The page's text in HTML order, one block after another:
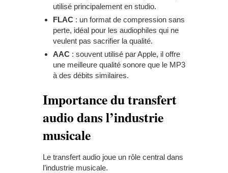
utilisé principalement en studio.
FLAC : un format de compression sans
perte, idéal pour les audiophiles qui ne
veulent pas sacrifier la qualité.
AAC : souvent utilisé par Apple, il offre
une meilleure qualité sonore que le MP3
à des débits similaires.
Importance du transfert
audio dans l’industrie
musicale
Le transfert audio joue un rôle central dans
l’industrie musicale.